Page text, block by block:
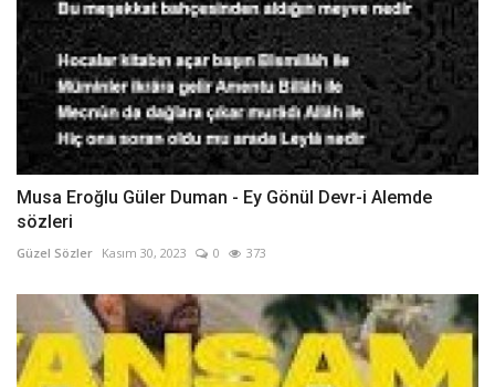
Musa Eroğlu Güler Duman - Ey Gönül Devr-i Alemde
sözleri
Güzel Sözler Kasım 30, 2023 0 373